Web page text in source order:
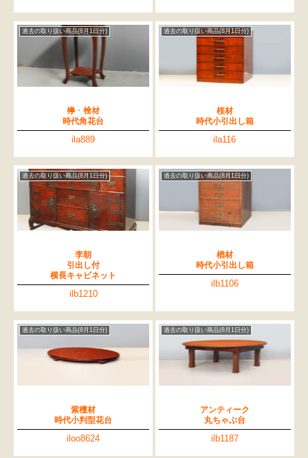
過去の取り扱い商品(8月1日分)
﨔・栓材
時代角花台
ila889
過去の取り扱い商品(8月1日分)
桜材
時代小引出し箱
ila116
過去の取り扱い商品(8月1日分)
李朝
引出し付
横長キャビネット
ilb1210
過去の取り扱い商品(8月1日分)
楢材
時代小引出し箱
ilb1106
過去の取り扱い商品(8月1日分)
紫檀材
時代小判型花台
iloo8624
過去の取り扱い商品(8月1日分)
アンティーク
丸ちゃぶ台
ilb1187
人気の検索キーワード
2557 2729 水屋箪笥 2678 b2770
2905 箪笥